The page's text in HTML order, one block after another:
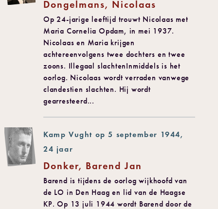
Dongelmans, Nicolaas
Op 24-jarige leeftijd trouwt Nicolaas met
Maria Cornelia Opdam, in mei 1937.
Nicolaas en Maria krijgen
achtereenvolgens twee dochters en twee
zoons. Illegaal slachtenInmiddels is het
oorlog. Nicolaas wordt verraden vanwege
clandestien slachten. Hij wordt
gearresteerd...
Kamp Vught op 5 september 1944,
24 jaar
Donker, Barend Jan
Barend is tijdens de oorlog wijkhoofd van
de LO in Den Haag en lid van de Haagse
KP. Op 13 juli 1944 wordt Barend door de